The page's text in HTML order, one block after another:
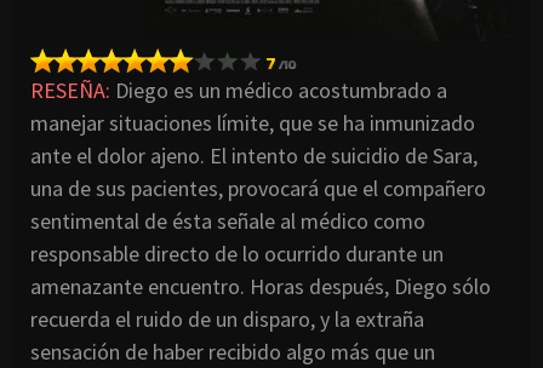
RESEÑA: Diego es un médico acostumbrado a
manejar situaciones límite, que se ha inmunizado
ante el dolor ajeno. El intento de suicidio de Sara,
una de sus pacientes, provocará que el compañero
sentimental de ésta señale al médico como
responsable directo de lo ocurrido durante un
amenazante encuentro. Horas después, Diego sólo
recuerda el ruido de un disparo, y la extraña
sensación de haber recibido algo más que un